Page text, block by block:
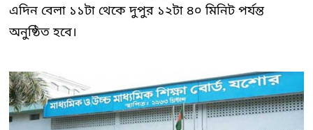
এদিন বেলা ১১টা থেকে দুপুর ১২টা ৪০ মিনিট পর্যন্ত
অনুষ্ঠিত হবে।